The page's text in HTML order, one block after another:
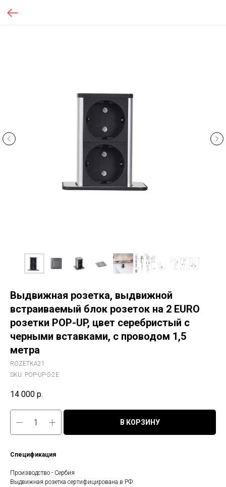
Выдвижная розетка, выдвижной
встраиваемый блок розеток на 2 EURO
розетки POP-UP, цвет серебристый с
черными вставками, с проводом 1,5
метра
ROZETKA21
SKU: POP-UP-S-2E
14 000 р.
В КОРЗИНУ
Спецификация
Производство - Сербия
Выдвижная розетка сертифицирована в РФ.